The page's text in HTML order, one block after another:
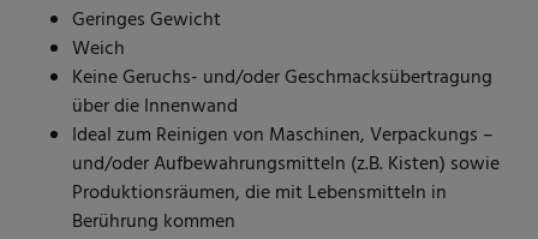
Geringes Gewicht
Weich
Keine Geruchs- und/oder Geschmacksübertragung
über die Innenwand
Ideal zum Reinigen von Maschinen, Verpackungs –
und/oder Aufbewahrungsmitteln (z.B. Kisten) sowie
Produktionsräumen, die mit Lebensmitteln in
Berührung kommen